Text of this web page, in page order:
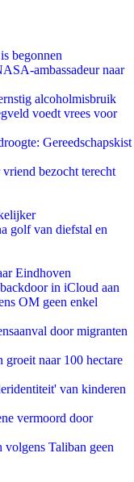
begonnen
ambassadeur naar
alcoholmisbruik
voedt vrees voor
Gereedschapskist
bezocht terecht
golf van diefstal en
Eindhoven
in iCloud aan
OM geen enkel
door migranten
groeit naar 100 hectare
van kinderen
vermoord door
Taliban geen